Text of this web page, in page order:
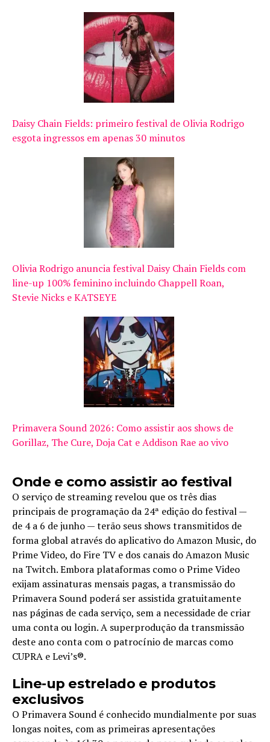
Daisy Chain Fields: primeiro festival de Olivia Rodrigo
esgota ingressos em apenas 30 minutos
Olivia Rodrigo anuncia festival Daisy Chain Fields com
line-up 100% feminino incluindo Chappell Roan,
Stevie Nicks e KATSEYE
Primavera Sound 2026: Como assistir aos shows de
Gorillaz, The Cure, Doja Cat e Addison Rae ao vivo
Onde e como assistir ao festival
O serviço de streaming revelou que os três dias
principais de programação da 24ª edição do festival —
de 4 a 6 de junho — terão seus shows transmitidos de
forma global através do aplicativo do Amazon Music, do
Prime Video, do Fire TV e dos canais do Amazon Music
na Twitch. Embora plataformas como o Prime Video
exijam assinaturas mensais pagas, a transmissão do
Primavera Sound poderá ser assistida gratuitamente
nas páginas de cada serviço, sem a necessidade de criar
uma conta ou login. A superprodução da transmissão
deste ano conta com o patrocínio de marcas como
CUPRA e Levi’s®.
Line-up estrelado e produtos
exclusivos
O Primavera Sound é conhecido mundialmente por suas
longas noites, com as primeiras apresentações